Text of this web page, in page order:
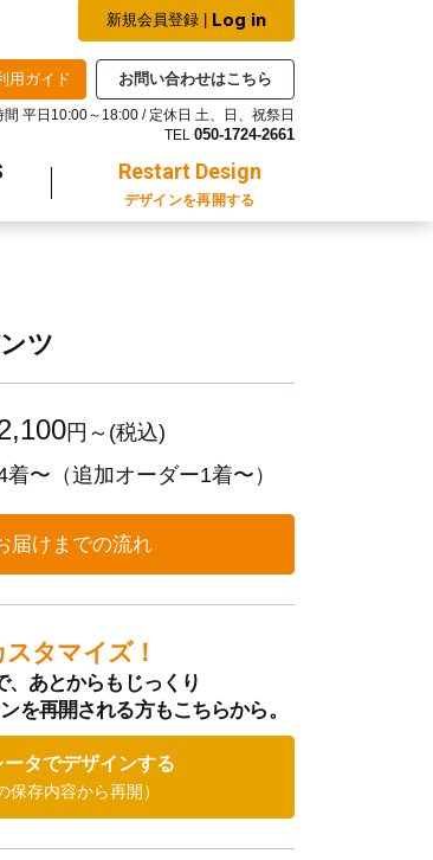
新規会員登録 | Log in
用ガイド お問い合わせはこちら
間 平日10:00～18:00 / 定休日 土、日、祝祭日
TEL 050-1724-2661
Restart Design
デザインを再開する
ツ
円～(税込)
着〜 （追加オーダー1着〜）
届けまでの流れ
タマイズ！
あとからもじっくり
を再開される方もこちらから。
ータでデザインする
保存内容から再開）